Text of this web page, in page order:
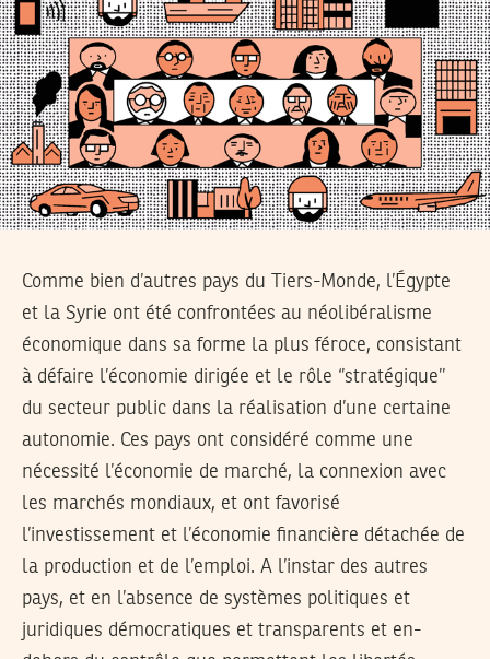
Comme bien d’autres pays du Tiers-Monde, l’Égypte
et la Syrie ont été confrontées au néolibéralisme
économique dans sa forme la plus féroce, consistant
à défaire l’économie dirigée et le rôle ‘’stratégique’’
du secteur public dans la réalisation d’une certaine
autonomie. Ces pays ont considéré comme une
nécessité l’économie de marché, la connexion avec
les marchés mondiaux, et ont favorisé
l’investissement et l’économie financière détachée de
la production et de l’emploi. A l’instar des autres
pays, et en l’absence de systèmes politiques et
juridiques démocratiques et transparents et en-